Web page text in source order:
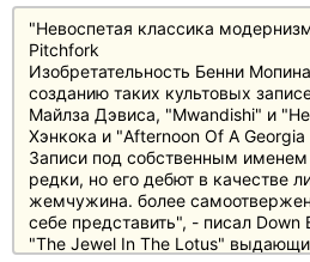
"Невоспетая классика
Pitchfork
Изобретательность Бенни
созданию таких культовых
Майлза Дэвиса, "Mwandishi" и
Хэнкока и "Afternoon Of A
Записи под собственным
редки, но его дебют в качестве
жемчужина. более
себе представить", - писал Down
"The Jewel In The Lotus"